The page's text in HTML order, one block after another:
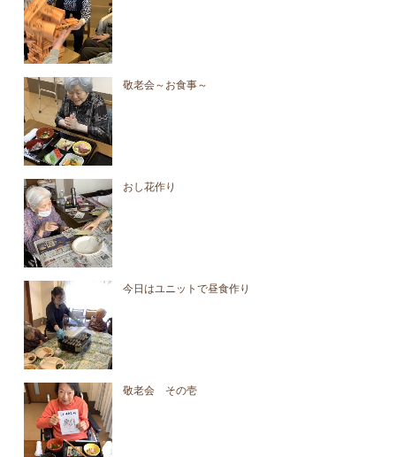
敬老会～お食事～
おし花作り
今日はユニットで昼食作り
敬老会 その壱